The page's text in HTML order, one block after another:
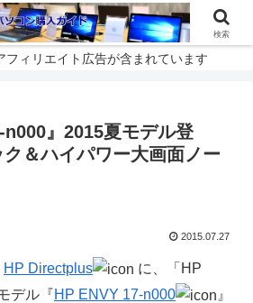
ィリエイト広告が含まれています
n000』2015夏モデル登
＆ハイパワー大画面ノー
2015.07.27
HP Directplus
に、「HP
デル『HP ENVY 17-n000
』
検索